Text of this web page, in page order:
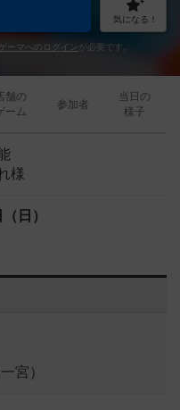
気になる！
ーマへのログイン が必要です。
舗の
ーム
参加者
当日の
様子
様
日）
宮）